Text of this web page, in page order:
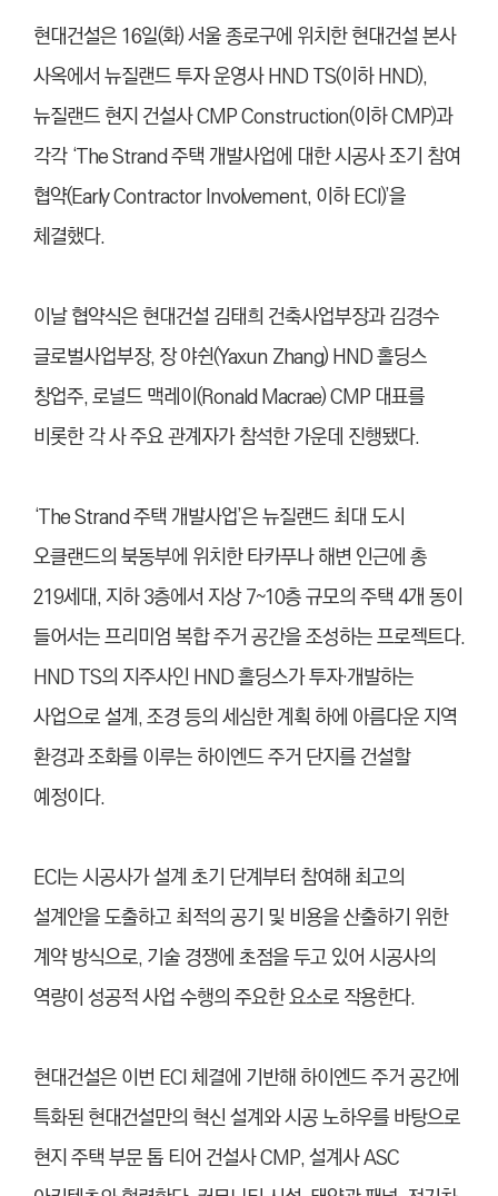
현대건설은 16일(화) 서울 종로구에 위치한 현대건설 본사
사옥에서 뉴질랜드 투자 운영사 HND TS(이하 HND),
뉴질랜드 현지 건설사 CMP Construction(이하 CMP)과
각각 ‘The Strand 주택 개발사업에 대한 시공사 조기 참여
협약(Early Contractor Involvement, 이하 ECI)’을
체결했다.
이날 협약식은 현대건설 김태희 건축사업부장과 김경수
글로벌사업부장, 장 야쉰(Yaxun Zhang) HND 홀딩스
창업주, 로널드 맥레이(Ronald Macrae) CMP 대표를
비롯한 각 사 주요 관계자가 참석한 가운데 진행됐다.
‘The Strand 주택 개발사업’은 뉴질랜드 최대 도시
오클랜드의 북동부에 위치한 타카푸나 해변 인근에 총
219세대, 지하 3층에서 지상 7~10층 규모의 주택 4개 동이
들어서는 프리미엄 복합 주거 공간을 조성하는 프로젝트다.
HND TS의 지주사인 HND 홀딩스가 투자·개발하는
사업으로 설계, 조경 등의 세심한 계획 하에 아름다운 지역
환경과 조화를 이루는 하이엔드 주거 단지를 건설할
예정이다.
ECI는 시공사가 설계 초기 단계부터 참여해 최고의
설계안을 도출하고 최적의 공기 및 비용을 산출하기 위한
계약 방식으로, 기술 경쟁에 초점을 두고 있어 시공사의
역량이 성공적 사업 수행의 주요한 요소로 작용한다.
현대건설은 이번 ECI 체결에 기반해 하이엔드 주거 공간에
특화된 현대건설만의 혁신 설계와 시공 노하우를 바탕으로
현지 주택 부문 톱 티어 건설사 CMP, 설계사 ASC